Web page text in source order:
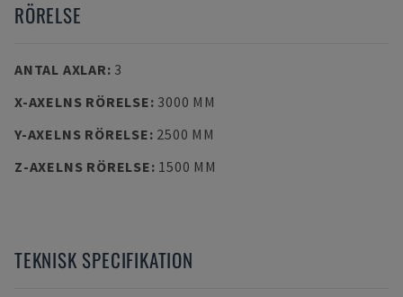
RÖRELSE
ANTAL AXLAR: 3
X-AXELNS RÖRELSE: 3000 MM
Y-AXELNS RÖRELSE: 2500 MM
Z-AXELNS RÖRELSE: 1500 MM
TEKNISK SPECIFIKATION